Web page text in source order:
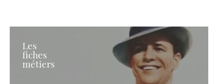
Les
fiches
métiers